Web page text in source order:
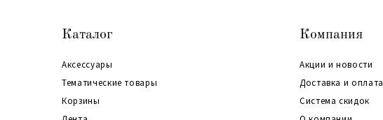
Каталог
Аксессуары
Тематические товары
Корзины
Компания
Акции и новости
Доставка и оплата
Система скидок